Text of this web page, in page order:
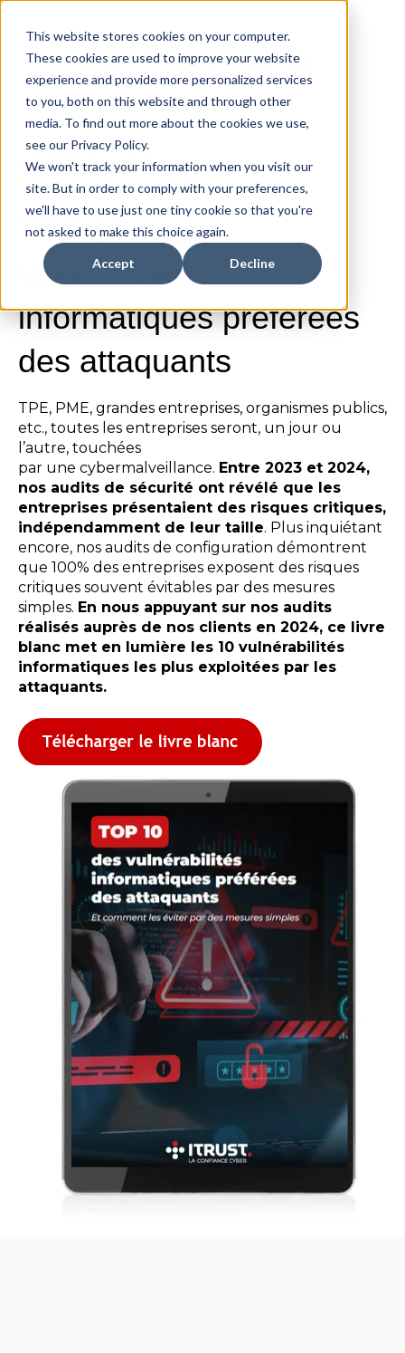
This website stores cookies on your computer.
These cookies are used to improve your website
experience and provide more personalized services
to you, both on this website and through other
media. To find out more about the cookies we use,
see our Privacy Policy.
We won't track your information when you visit our
site. But in order to comply with your preferences,
we'll have to use just one tiny cookie so that you're
not asked to make this choice again.
Accept Decline
LIVRE BLANC
TOP 10 des
vulnérabilités
informatiques préférées
des attaquants
TPE, PME, grandes entreprises, organismes publics,
etc., toutes les entreprises seront, un jour ou
l’autre, touchées
par une cybermalveillance. Entre 2023 et 2024,
nos audits de sécurité ont révélé que les
entreprises présentaient des risques critiques,
indépendamment de leur taille. Plus inquiétant
encore, nos audits de configuration démontrent
que 100% des entreprises exposent des risques
critiques souvent évitables par des mesures
simples. En nous appuyant sur nos audits
réalisés auprès de nos clients en 2024, ce livre
blanc met en lumière les 10 vulnérabilités
informatiques les plus exploitées par les
attaquants.